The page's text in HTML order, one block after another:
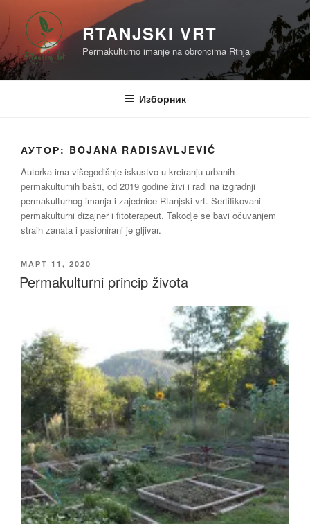
садржај
RTANJSKI VRT
Permakulturno imanje na obroncima Rtnja
Изборник
АУТОР: BOJANA RADISAVLJEVIĆ
Autorka ima višegodišnje iskustvo u kreiranju urbanih
permakulturnih bašti, od 2019 godine živi i radi na izgradnji
permakulturnog imanja i zajednice Rtanjski vrt. Sertifikovani
permakulturni dizajner i fitoterapeut. Takodje se bavi očuvanjem
straih zanata i pasionirani je gljivar.
ОБЈАВЉЕНО
МАРТ 11, 2020
Permakulturni princip života